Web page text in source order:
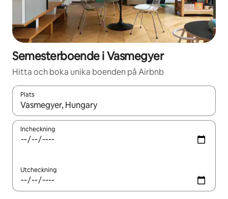
Semesterboende i Vasmegyer
Hitta och boka unika boenden på Airbnb
Plats
När resultaten är tillgängliga kan du navigera med upp- och
Incheckning
Utcheckning